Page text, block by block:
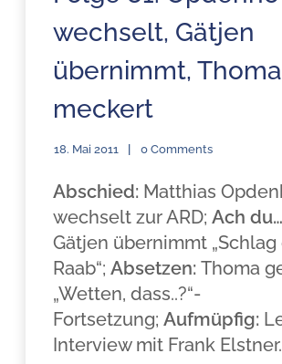
wechselt, Gätjen
übernimmt, Thoma
meckert
18. Mai 2011 0 Comments
Abschied: Matthias
wechselt zur ARD;Ach
Gätjen übernimmt „Schlag
Raab“;Absetzen:Thoma
„Wetten, dass..?“-
Fortsetzung;Aufmüpfig:
Interview mit Frank Elstner.